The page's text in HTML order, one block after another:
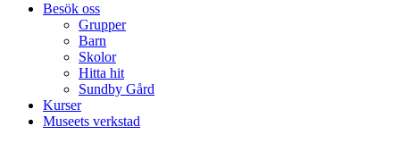
Besök oss
Grupper
Barn
Skolor
Hitta hit
Sundby Gård
Kurser
Museets verkstad